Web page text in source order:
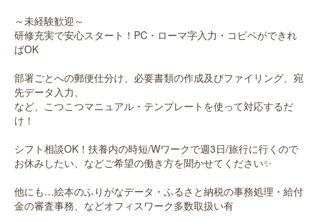
～未経験歓迎～
研修充実で安心スタート！PC・ローマ字入力・コピペができれ
ばOK
部署ごとへの郵便仕分け、必要書類の作成及びファイリング、宛
先データ入力、
など、こつこつマニュアル・テンプレートを使って対応するだ
け！
シフト相談OK！扶養内の時短/Wワークで週3日/旅行に行くので
お休みしたい、などご希望の働き方を聞かせてください✨
他にも…絵本のふりがなデータ・ふるさと納税の事務処理・給付
金の審査事務、などオフィスワーク多数取扱い有